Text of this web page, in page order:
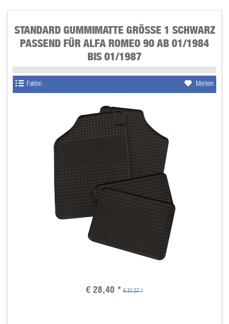
STANDARD GUMMIMATTE GRÖSSE 1 SCHWARZ P
ASSEND FÜR ALFA ROMEO 90 AB 01/1984 B
IS 01/1987
€ 28,40 * € 31,57 *
Fakten Merken